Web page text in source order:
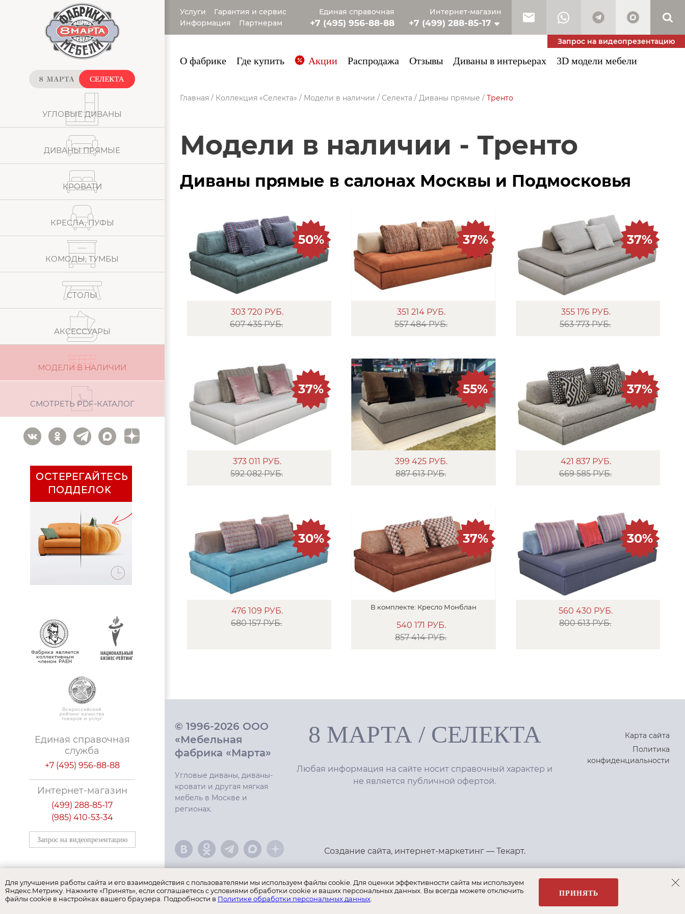
УГЛОВЫЕ ДИВАНЫ
ДИВАНЫ ПРЯМЫЕ
КРОВАТИ
КРЕСЛА, ПУФЫ
КОМОДЫ, ТУМБЫ
СТОЛЫ
АКСЕССУАРЫ
МОДЕЛИ В НАЛИЧИИ
СМОТРЕТЬ PDF-КАТАЛОГ
Услуги
Гарантия и сервис
Информация
Партнерам
Единая справочная
+7 (495) 956-88-88
Интернет-магазин
+7 (499) 288-85-17
+7 (985) 410-53-34
Запрос на видеопрезентацию
О фабрике Где купить Акции Распродажа Отзывы Диваны в интерьерах 3D модели мебели
Главная / Коллекция «Селекта» / Модели в наличии / Селекта / Диваны прямые / Тренто
Модели в наличии - Тренто
Диваны прямые в салонах Москвы и Подмосковья
303 720 РУБ.
607 435 РУБ.
50%
351 214 РУБ.
557 484 РУБ.
37%
355 176 РУБ.
563 773 РУБ.
37%
373 011 РУБ.
592 082 РУБ.
37%
399 425 РУБ.
887 613 РУБ.
55%
421 837 РУБ.
669 585 РУБ.
37%
476 109 РУБ.
680 157 РУБ.
30%
В комплекте: КреслоМонблан
540 171 РУБ.
857 414 РУБ.
37%
560 430 РУБ.
800 613 РУБ.
30%
Единая справочная
служба
+7 (495) 956-88-88
Интернет-магазин
(499) 288-85-17
(985) 410-53-34
Запрос на видеопрезентацию
© 1996-2026 ООО
«Мебельная
фабрика «Марта»
Угловые диваны, диваны-
кровати и другая мягкая
мебель в Москве и
регионах.
8 МАРТА/ СЕЛЕКТА
Любая информация на сайте носит справочный характер и
не является публичной офертой.
Карта сайта
Политика
конфиденциальности
Создание сайта, интернет-маркетинг— Текарт.
Наши бренды: 8 Марта Селекта Albert&Shtein
Для улучшения работы сайта и его взаимодействия с пользователями мы используем файлы cookie. Для оценки эффективности сайта мы используем
Яндекс.Метрику. Нажмите «Принять», если соглашаетесь с условиями обработки cookie и ваших персональных данных. Вы всегда можете отключить
файлы cookie в настройках вашего браузера. Подробности в Политике обработки персональных данных
ПРИНЯТЬ